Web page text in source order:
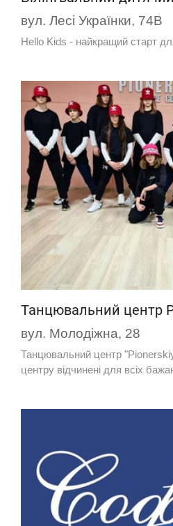
вул. Лесі Українки, 74В
Hello Kids - найкращий старт
Танцювальний центр
вул. Молодіжна, 28
Танцювальний центр
центру відчинені для всіх